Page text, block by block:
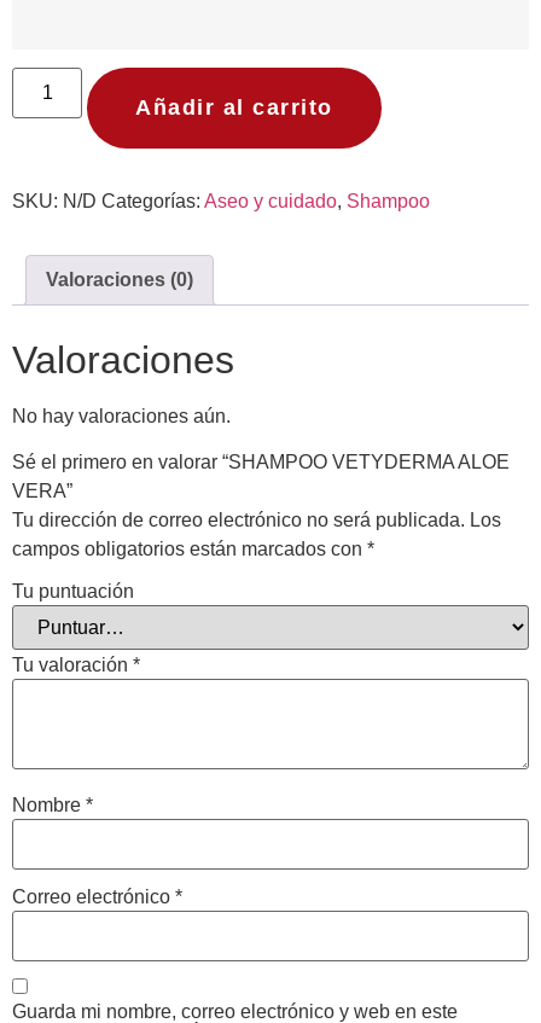
Añadir al carrito
SKU: N/D Categorías: Aseo y cuidado, Shampoo
Valoraciones (0)
Valoraciones
No hay valoraciones aún.
Sé el primero en valorar “SHAMPOO VETYDERMA ALOE
VERA”
Tu dirección de correo electrónico no será publicada. Los
campos obligatorios están marcados con *
Tu puntuación
Tu valoración *
Nombre *
Correo electrónico *
Guarda mi nombre, correo electrónico y web en este